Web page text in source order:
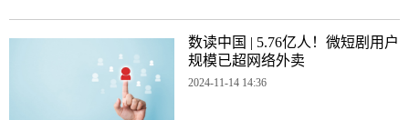
数读中国 | 5.76亿人！微短剧用户
规模已超网络外卖
2024-11-14 14:36